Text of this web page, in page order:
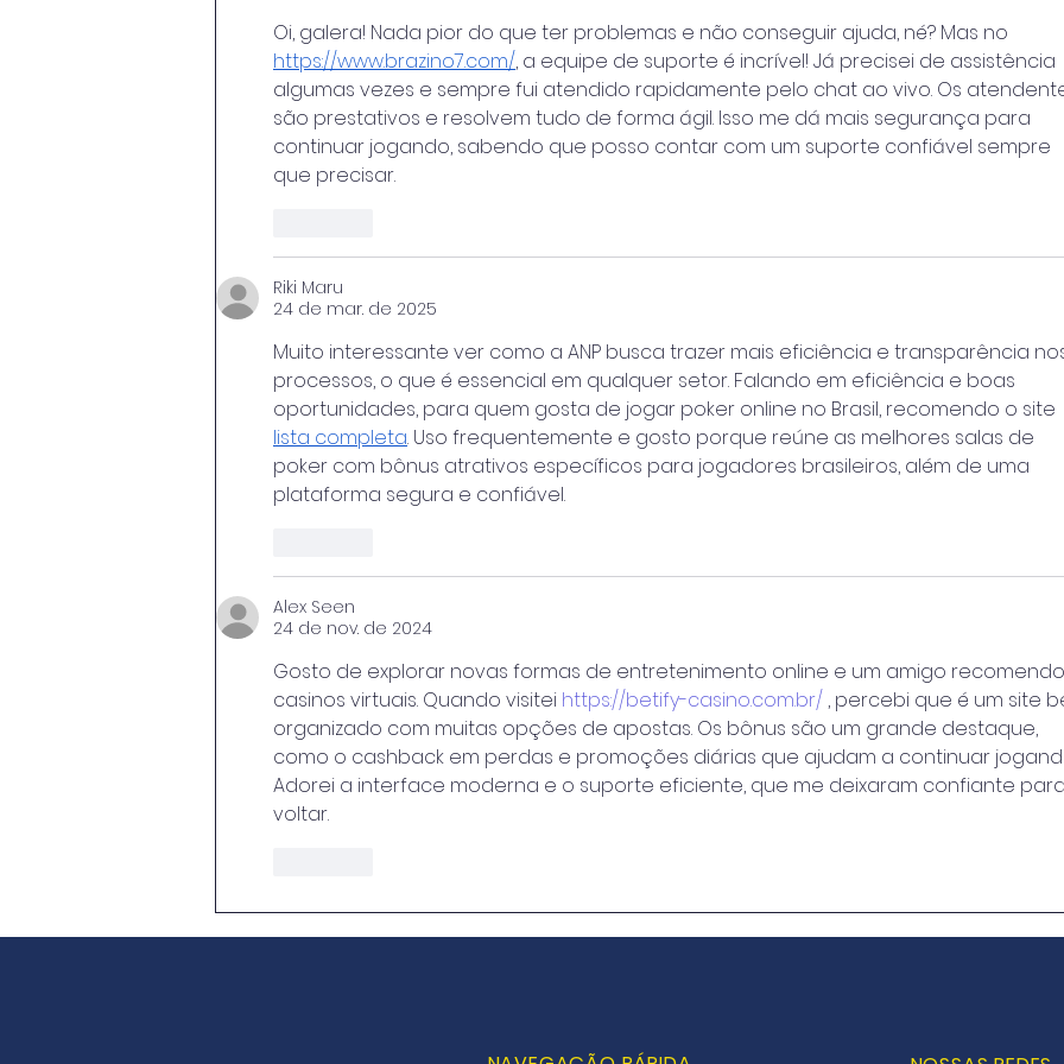
Oi, galera! Nada pior do que ter problemas e não conseguir ajuda, né? Mas no
https://www.brazino7.com/, a equipe de suporte é incrível! Já precisei de assistência
algumas vezes e sempre fui atendido rapidamente pelo chat ao vivo. Os
são prestativos e resolvem tudo de forma ágil. Isso me dá mais segurança para
continuar jogando, sabendo que posso contar com um suporte confiável sempre
que precisar.
Riki Maru
24 de mar. de 2025
Muito interessante ver como a ANP busca trazer mais eficiência e transparência
processos, o que é essencial em qualquer setor. Falando em eficiência e boas
oportunidades, para quem gosta de jogar poker online no Brasil, recomendo o site
lista completa. Uso frequentemente e gosto porque reúne as melhores salas de
poker com bônus atrativos específicos para jogadores brasileiros, além de uma
plataforma segura e confiável.
Alex Seen
24 de nov. de 2024
Gosto de explorar novas formas de entretenimento online e um amigo
casinos virtuais. Quando visitei https://betify-casino.com.br/ , percebi que é um site
organizado com muitas opções de apostas. Os bônus são um grande destaque,
como o cashback em perdas e promoções diárias que ajudam a continuar
Adorei a interface moderna e o suporte eficiente, que me deixaram confiante
voltar.